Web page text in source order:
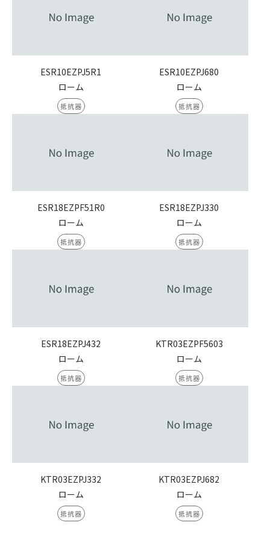
ESR10EZPJ5R1
ローム
抵抗器
ESR10EZPJ680
ローム
抵抗器
ESR18EZPF51R0
ローム
抵抗器
ESR18EZPJ330
ローム
抵抗器
ESR18EZPJ432
ローム
抵抗器
KTR03EZPF5603
ローム
抵抗器
KTR03EZPJ332
ローム
抵抗器
KTR03EZPJ682
ローム
抵抗器